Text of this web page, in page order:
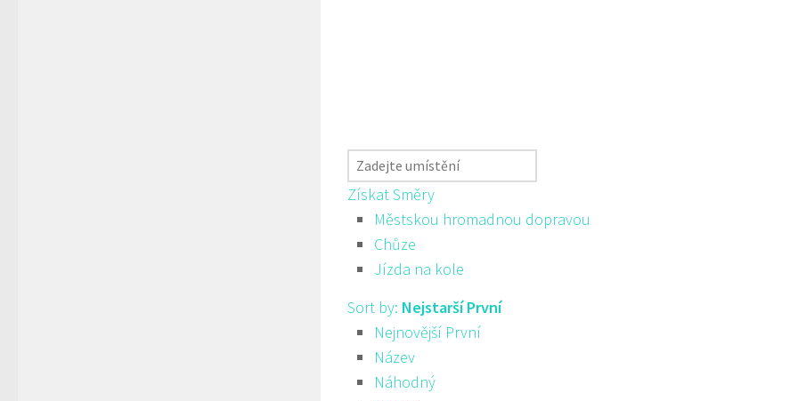
Získat Směry
Městskou hromadnou dopravou
Chůze
Jízda na kole
Sort by: Nejstarší První
Nejnovější První
Název
Náhodný